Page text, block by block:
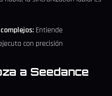
Entiende
con precisión
a Seedance